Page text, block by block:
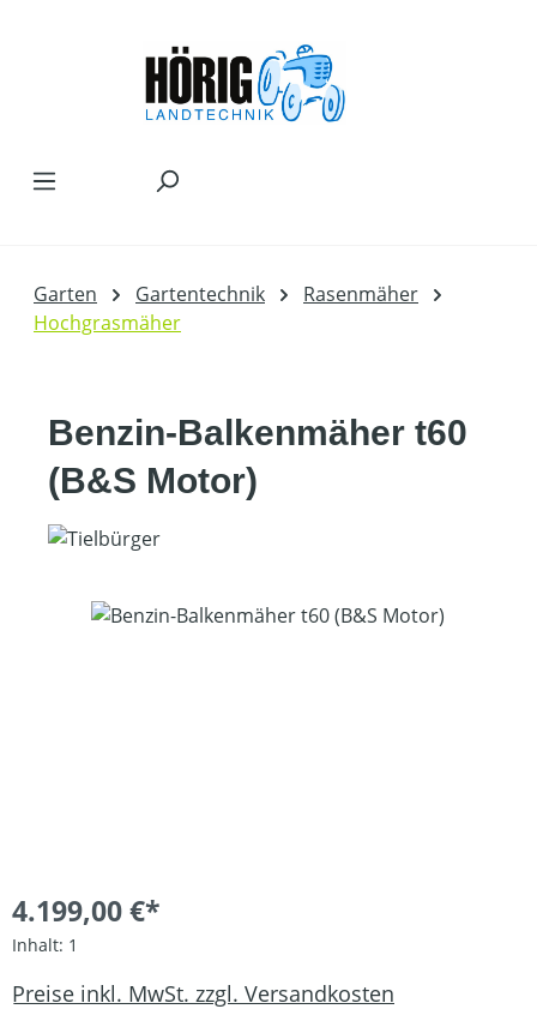
Garten Gartentechnik
Rasenmäher
Hochgrasmäher
Benzin-Balkenmäher t60
(B&S Motor)
Bildergalerie überspringen
4.199,00 €*
Inhalt: 1
Preise inkl. MwSt. zzgl. Versandkosten